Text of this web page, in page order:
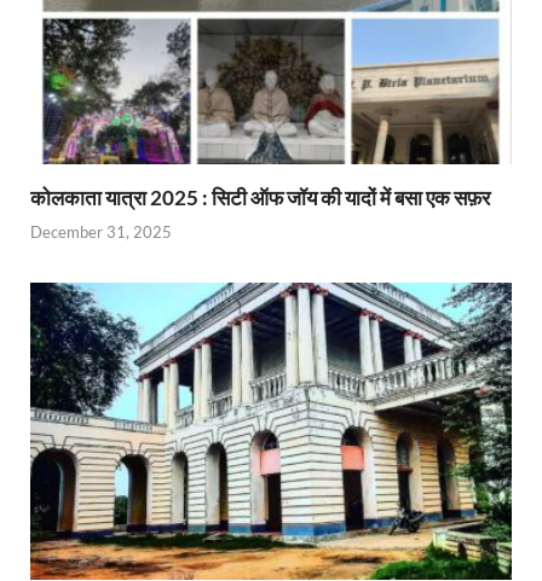
कोलकाता यात्रा 2025 : सिटी ऑफ जॉय की यादों में बसा एक सफ़र
December 31, 2025